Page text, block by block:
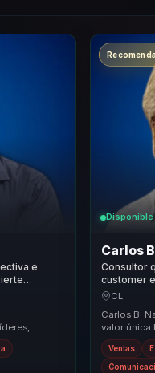
e
y
dejar
Disponible
Carlos
Consultor
customer
enCL
Carlos B.
valor única
equipos
lidera...
Ventas